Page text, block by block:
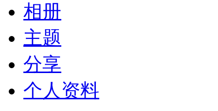
相册
主题
分享
个人资料